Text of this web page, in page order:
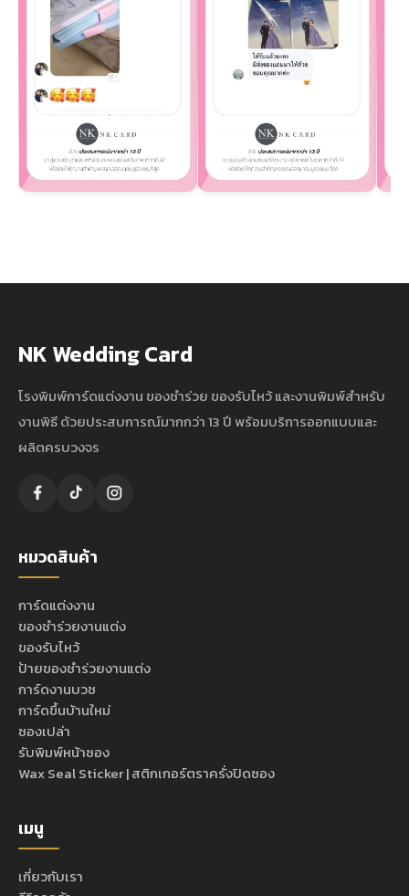
NK Wedding Card
โรงพิมพ์การ์ดแต่งงาน ของชำร่วย ของรับไหว้ และงานพิมพ์สำหรับ
งานพิธี ด้วยประสบการณ์มากกว่า 13 ปี พร้อมบริการออกแบบและ
ผลิตครบวงจร
หมวดสินค้า
การ์ดแต่งงาน
ของชำร่วยงานแต่ง
ของรับไหว้
ป้ายของชำร่วยงานแต่ง
การ์ดงานบวช
การ์ดขึ้นบ้านใหม่
ซองเปล่า
รับพิมพ์หน้าซอง
Wax Seal Sticker | สติกเกอร์ตราครั่งปิดซอง
เมนู
เกี่ยวกับเรา